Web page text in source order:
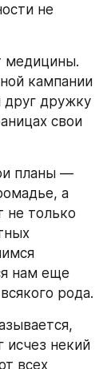
не
медицины.
кампании
друг дружку
свои
планы —
а
не только
нам еще
рода.
исчез некий
всех